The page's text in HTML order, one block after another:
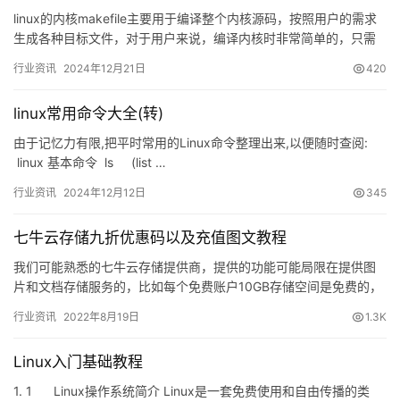
linux的内核makefile主要用于编译整个内核源码，按照用户的需求
生成各种目标文件，对于用户来说，编译内核时非常简单的，只需
行业资讯 2024年12月21日 420
linux常用命令大全(转)
由于记忆力有限,把平时常用的Linux命令整理出来,以便随时查阅:
linux 基本命令 ls (list …
行业资讯 2024年12月12日 345
七牛云存储九折优惠码以及充值图文教程
我们可能熟悉的七牛云存储提供商，提供的功能可能局限在提供图
片和文档存储服务的，比如每个免费账户10GB存储空间是免费的，
然…
行业资讯 2022年8月19日 1.3K
Linux入门基础教程
1. 1 Linux操作系统简介 Linux是一套免费使用和自由传播的类